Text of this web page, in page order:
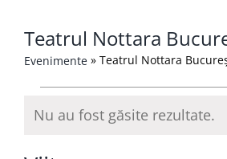
Teatrul Nottara
Evenimente » Teatrul Nottara
Evenimente
Notificare
Nu au fost găsite rezultate.